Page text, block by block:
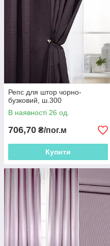
Репс для штор чорно-
бузковий, ш.300
В наявності 26 од.
706,70 ₴/пог.м
Купити